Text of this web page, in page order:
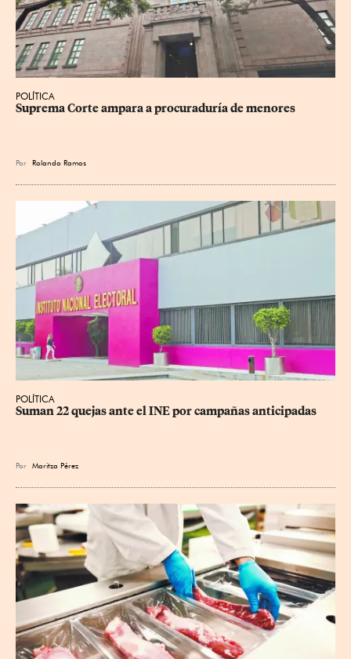
POLÍTICA
Suprema Corte ampara a procuraduría de menores
Por Rolando Ramos
POLÍTICA
Suman 22 quejas ante el INE por campañas anticipadas
Por Maritza Pérez